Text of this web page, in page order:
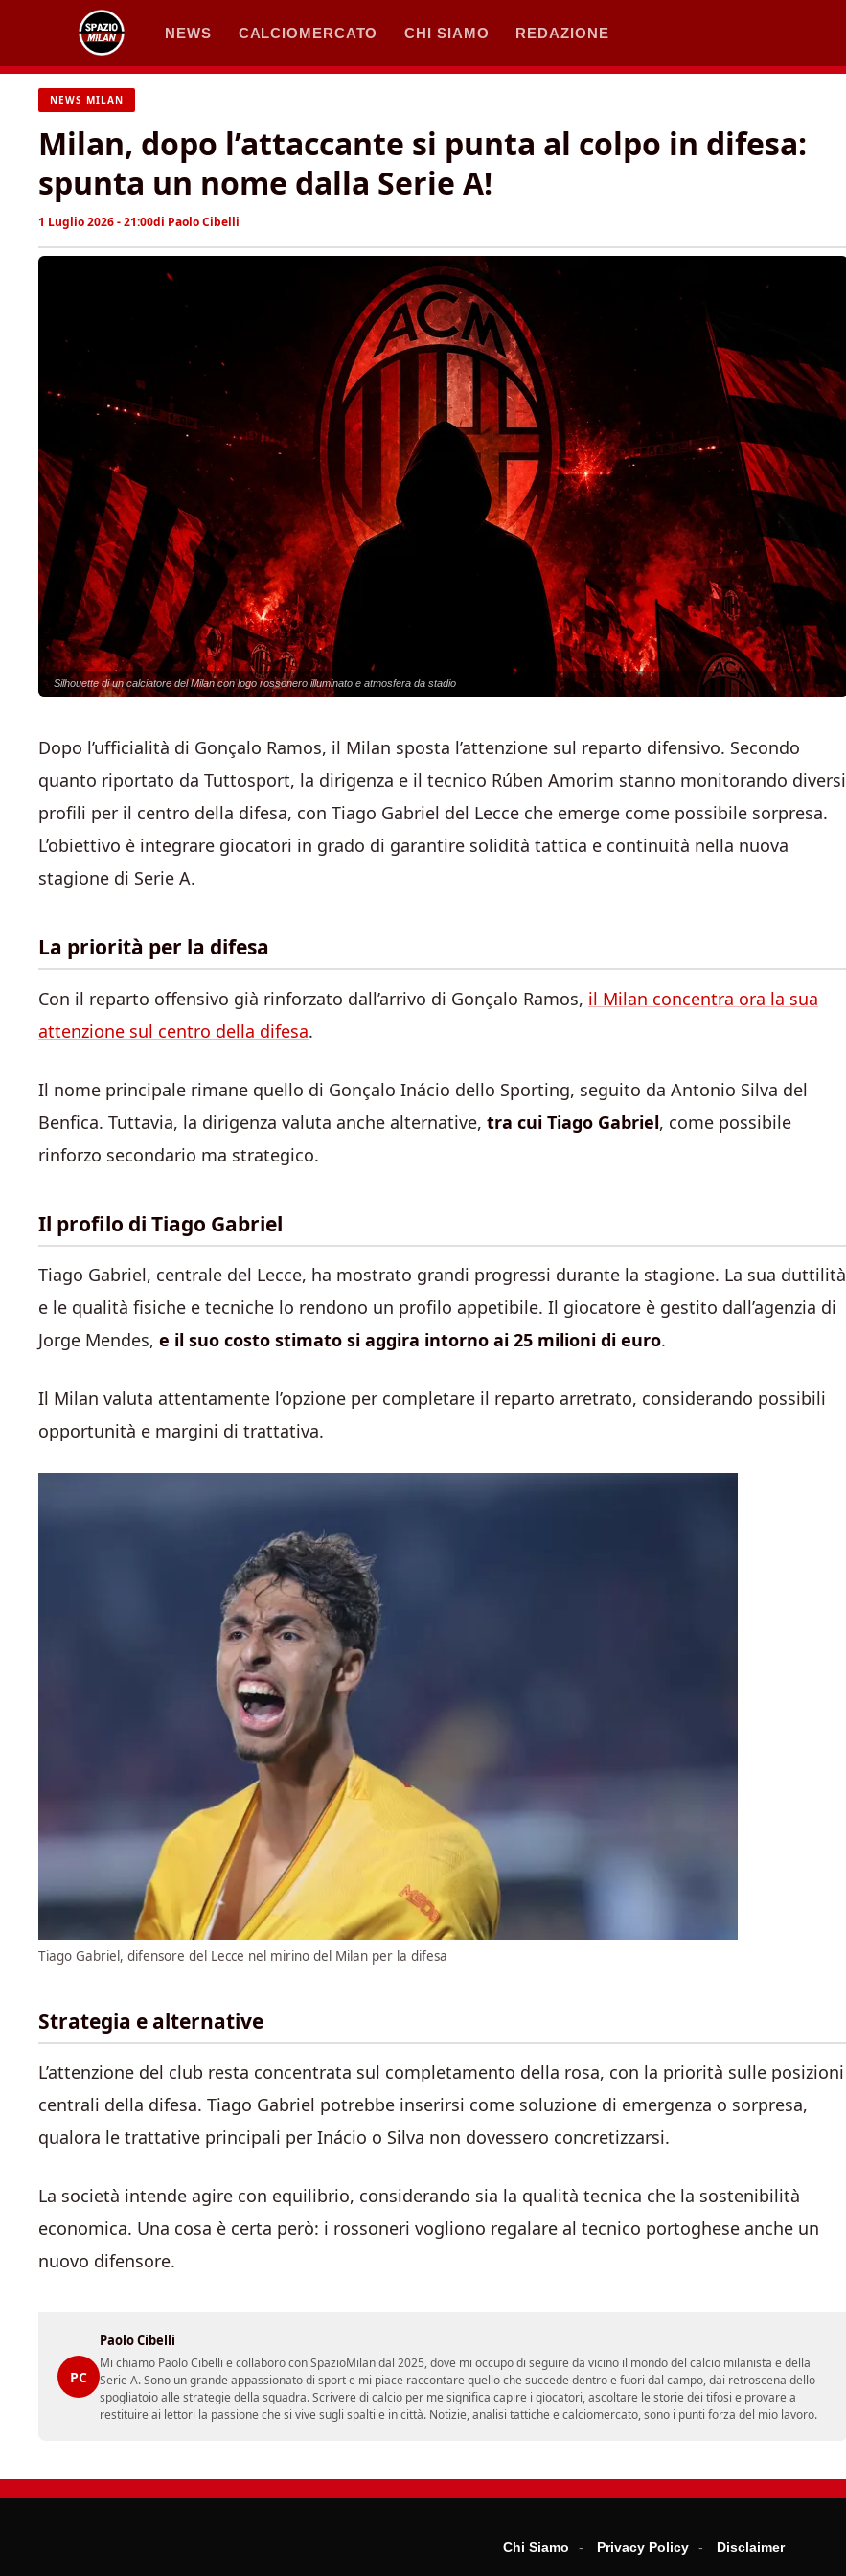
contenuto
NEWS CALCIOMERCATO CHI SIAMO REDAZIONE
NEWS MILAN
Milan, dopo l’attaccante si punta al colpo in difesa:
spunta un nome dalla Serie A!
1 Luglio 2026 - 21:00di Paolo Cibelli
Silhouette di un calciatore del Milan con logo rossonero illuminato e atmosfera da stadio
Dopo l’ufficialità di Gonçalo Ramos, il Milan sposta l’attenzione sul reparto difensivo. Secondo
quanto riportato da Tuttosport, la dirigenza e il tecnico Rúben Amorim stanno monitorando diversi
profili per il centro della difesa, con Tiago Gabriel del Lecce che emerge come possibile sorpresa.
L’obiettivo è integrare giocatori in grado di garantire solidità tattica e continuità nella nuova
stagione di Serie A.
La priorità per la difesa
Con il reparto offensivo già rinforzato dall’arrivo di Gonçalo Ramos, il Milan concentra ora la sua
attenzione sul centro della difesa.
Il nome principale rimane quello di Gonçalo Inácio dello Sporting, seguito da Antonio Silva del
Benfica. Tuttavia, la dirigenza valuta anche alternative, tra cui Tiago Gabriel, come possibile
rinforzo secondario ma strategico.
Il profilo di Tiago Gabriel
Tiago Gabriel, centrale del Lecce, ha mostrato grandi progressi durante la stagione. La sua duttilità
e le qualità fisiche e tecniche lo rendono un profilo appetibile. Il giocatore è gestito dall’agenzia di
Jorge Mendes, e il suo costo stimato si aggira intorno ai 25 milioni di euro.
Il Milan valuta attentamente l’opzione per completare il reparto arretrato, considerando possibili
opportunità e margini di trattativa.
Tiago Gabriel, difensore del Lecce nel mirino del Milan per la difesa
Strategia e alternative
L’attenzione del club resta concentrata sul completamento della rosa, con la priorità sulle posizioni
centrali della difesa. Tiago Gabriel potrebbe inserirsi come soluzione di emergenza o sorpresa,
qualora le trattative principali per Inácio o Silva non dovessero concretizzarsi.
La società intende agire con equilibrio, considerando sia la qualità tecnica che la sostenibilità
economica. Una cosa è certa però: i rossoneri vogliono regalare al tecnico portoghese anche un
nuovo difensore.
PC
Paolo Cibelli
Mi chiamo Paolo Cibelli e collaboro con SpazioMilan dal 2025, dove mi occupo di seguire da vicino il mondo del calcio milanista e della
Serie A. Sono un grande appassionato di sport e mi piace raccontare quello che succede dentro e fuori dal campo, dai retroscena dello
spogliatoio alle strategie della squadra. Scrivere di calcio per me significa capire i giocatori, ascoltare le storie dei tifosi e provare a
restituire ai lettori la passione che si vive sugli spalti e in città. Notizie, analisi tattiche e calciomercato, sono i punti forza del mio lavoro.
Chi Siamo Privacy Policy Disclaimer